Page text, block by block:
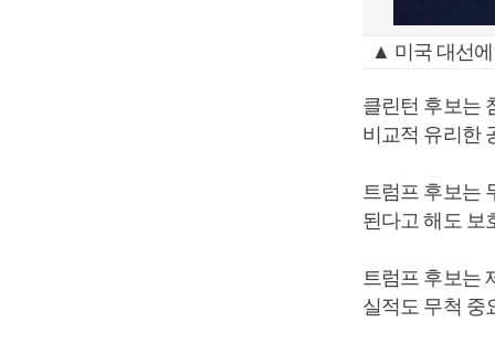
▲ 미국 대선
클린턴 후보는
비교적 유리한
트럼프 후보는
된다고 해도 보
트럼프 후보는
실적도 무척 중